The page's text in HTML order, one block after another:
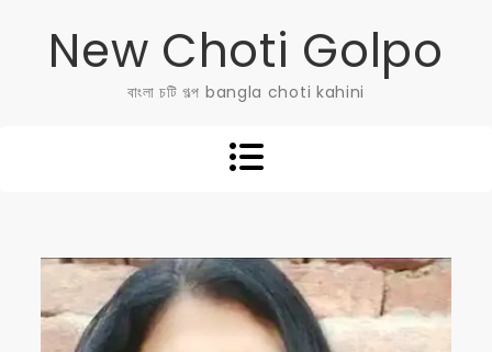
New Choti Golpo
বাংলা চটি গল্প bangla choti kahini